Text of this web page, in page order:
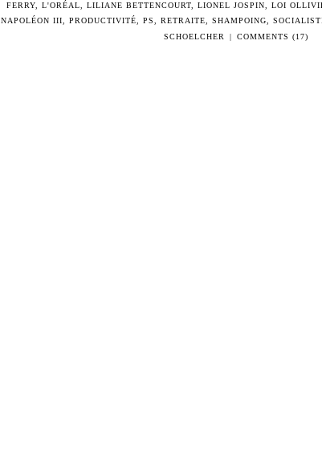
FERRY
L'ORÉAL LILIANE BETTENCOURT LIONEL JOSPIN LOI
NAPOLÉON III
PRODUCTIVITÉ PS RETRAITE SHAMPOING
SCHOELCHER
| COMMENTS (17)